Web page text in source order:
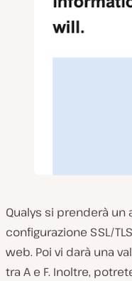
Qualys si prenderà
configurazione SSL/
web. Poi vi darà una
tra A e F. Inoltre,